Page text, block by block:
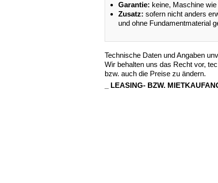
Garantie: keine, Maschine
Zusatz: sofern nicht anders
und ohne Fundamentmaterial
Technische Daten und Angaben
Wir behalten uns das Recht vor,
bzw. auch die Preise zu ändern.
LEASING- BZW.